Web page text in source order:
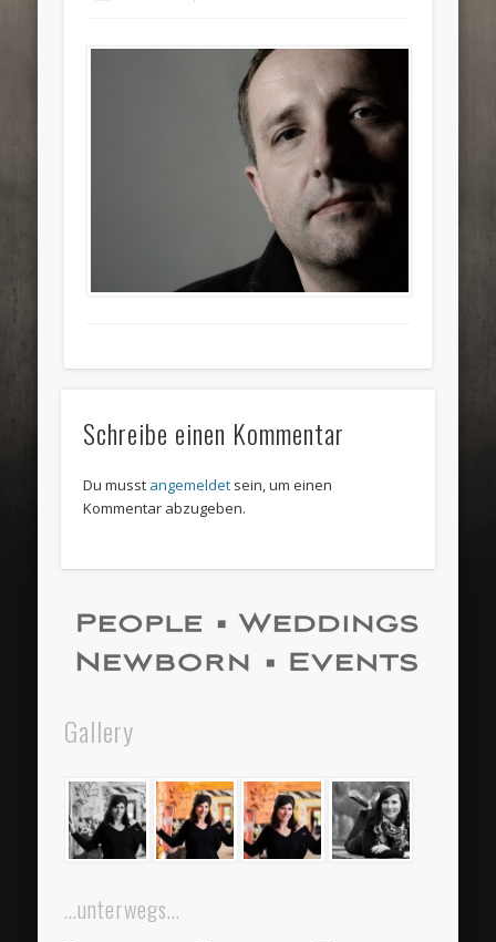
Schreibe einen Kommentar
Du musst angemeldetsein, um einen
Kommentar abzugeben.
Gallery
…unterwegs…